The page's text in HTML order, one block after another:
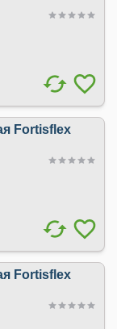
Fortisflex
Fortisflex